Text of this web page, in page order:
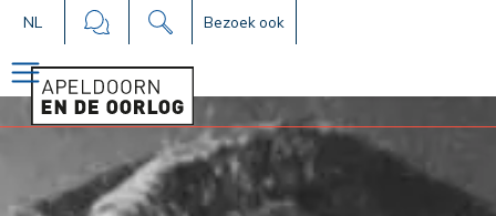
NL Bezoek ook